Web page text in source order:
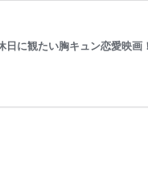
日に観たい胸キュン恋愛映画